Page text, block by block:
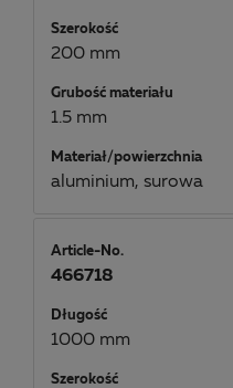
Szerokość
200 mm
Grubość materiału
1.5 mm
Materiał/powierzchnia
aluminium, surowa
Article-No.
466718
Długość
1000 mm
Szerokość